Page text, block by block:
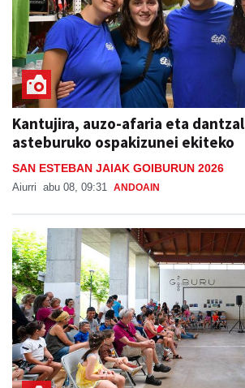
Kantujira, auzo-afaria eta
asteburuko ospakizunei ekiteko
SAN ESTEBAN JAIAK GOIBURUN 2026
Aiurri abu 08, 09:31 ANDOAIN